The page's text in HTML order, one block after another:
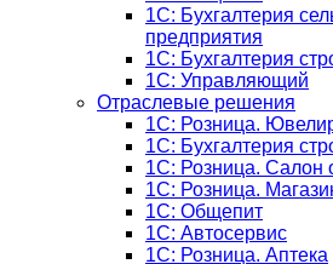
1С: Бухгалтерия
предприятия
1С: Бухгалтерия
1С: Управляющий
Отраслевые решения
1С: Розница.
1С: Бухгалтерия
1С: Розница. Салон
1С: Розница.
1C: Общепит
1С: Автосервис
1С: Розница. Аптека